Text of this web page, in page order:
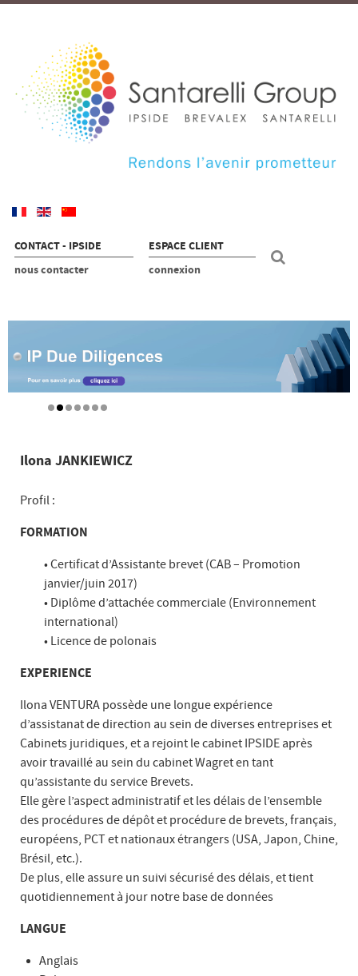
CONTACT - IPSIDE
nous contacter
ESPACE CLIENT
connexion
Ilona JANKIEWICZ
Profil :
FORMATION
• Certificat d’Assistante brevet (CAB – Promotion
janvier/juin 2017)
• Diplôme d’attachée commerciale (Environnement
international)
• Licence de polonais
EXPERIENCE
Ilona VENTURA possède une longue expérience
d’assistanat de direction au sein de diverses entreprises et
Cabinets juridiques, et a rejoint le cabinet IPSIDE après
avoir travaillé au sein du cabinet Wagret en tant
qu’assistante du service Brevets.
Elle gère l’aspect administratif et les délais de l’ensemble
des procédures de dépôt et procédure de brevets, français,
européens, PCT et nationaux étrangers (USA, Japon, Chine,
Brésil, etc.).
De plus, elle assure un suivi sécurisé des délais, et tient
quotidiennement à jour notre base de données
LANGUE
Anglais